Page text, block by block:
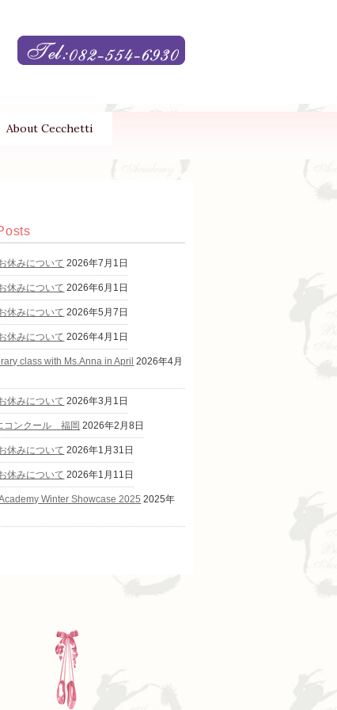
About Cecchetti
休みについて 2026年7月1日
休みについて 2026年6月1日
休みについて 2026年5月7日
休みについて 2026年4月1日
class with Ms.Anna in April 2026年4月
休みについて 2026年3月1日
コンクール 福岡 2026年2月8日
休みについて 2026年1月31日
休みについて 2026年1月11日
Winter Showcase 2025 2025年